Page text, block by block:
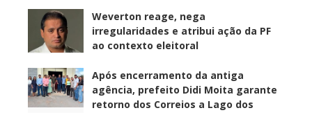
Weverton reage, nega
irregularidades e atribui ação da PF
ao contexto eleitoral
Após encerramento da antiga
agência, prefeito Didi Moita garante
retorno dos Correios a Lago dos